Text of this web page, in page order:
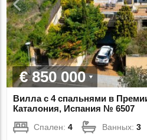
€ 850 000
Вилла с 4 спальнями в
Каталония, Испания № 6507
Спален:4 Ванных:3